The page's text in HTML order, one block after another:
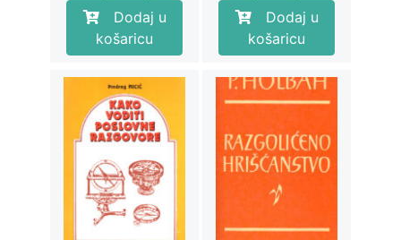
cijena
bila
je:
€5,00.
cijena
je:
€3,75.
Dodaj u
košaricu
cijena
bila
je:
€2,00.
cijena
je:
€1,50.
Dodaj u
košaricu